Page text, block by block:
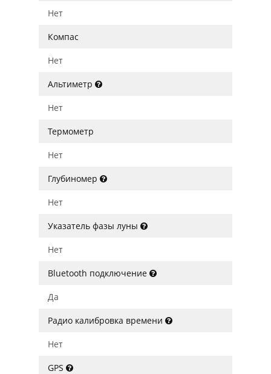
Нет
Компас
Нет
Альтиметр
Нет
Термометр
Нет
Глубиномер
Нет
Указатель фазы луны
Нет
Bluetooth подключение
Да
Радио калибровка времени
Нет
GPS